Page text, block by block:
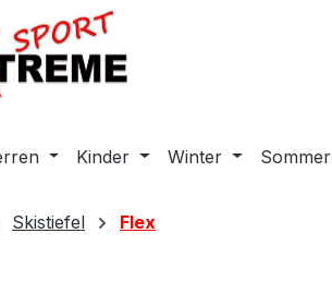
springen
Kinder Winter Sommer
Skistiefel Flex